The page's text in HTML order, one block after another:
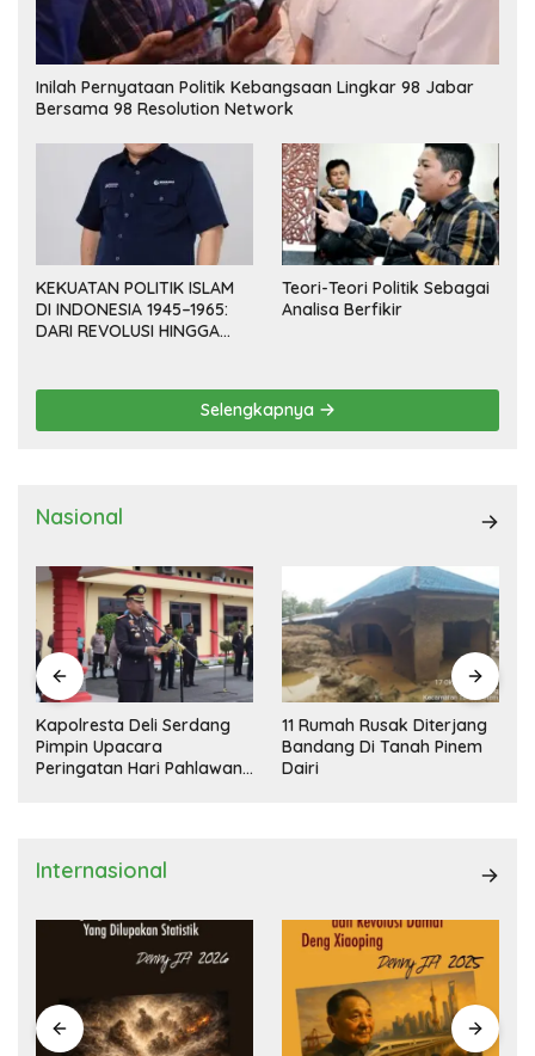
Inilah Pernyataan Politik Kebangsaan Lingkar 98 Jabar
Bersama 98 Resolution Network
KEKUATAN POLITIK ISLAM
DI INDONESIA 1945–1965:
DARI REVOLUSI HINGGA
Teori-Teori Politik Sebagai
Analisa Berfikir
Selengkapnya
Nasional
Kapolresta Deli Serdang
Pimpin Upacara
Peringatan Hari Pahlawan
11 Rumah Rusak Diterjang
Bandang Di Tanah Pinem
Dairi
Internasional